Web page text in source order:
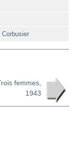
femmes,
1943